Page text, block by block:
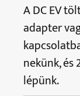
A DC EV
adapter
nekünk,
lépünk.